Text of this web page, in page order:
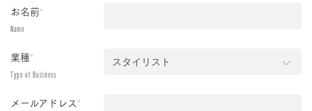
お名前*
Name
業種*
Type of Business
メールアドレス*